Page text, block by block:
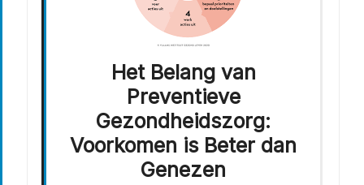
Het Belang van
Preventieve
Gezondheidszorg:
Voorkomen is Beter dan
Genezen